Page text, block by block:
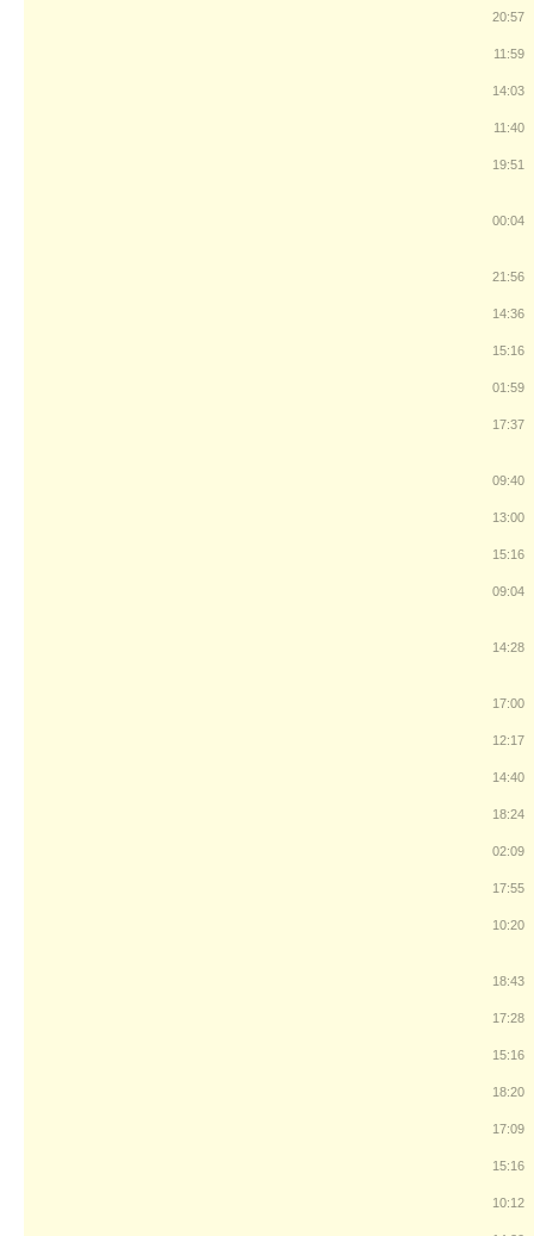
20:57
11:59
14:03
11:40
19:51
00:04
21:56
14:36
15:16
01:59
17:37
09:40
13:00
15:16
09:04
14:28
17:00
12:17
14:40
18:24
02:09
17:55
10:20
18:43
17:28
15:16
18:20
17:09
15:16
10:12